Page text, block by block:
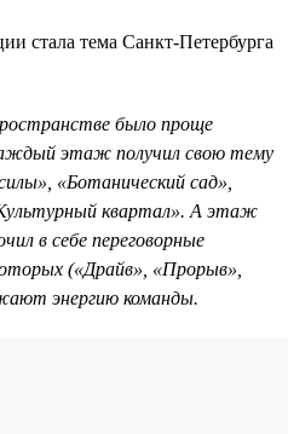
стала тема Санкт-Петербурга
было проще
этаж получил свою тему
«Ботанический сад»,
квартал». А этаж
в себе переговорные
(«Драйв», «Прорыв»,
энергию команды.